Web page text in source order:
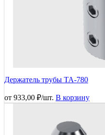
Держатель трубы TA-780
от 933,00 ₽/шт. В корзину